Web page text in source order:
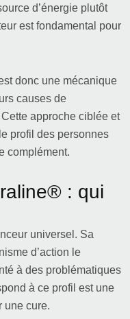
d’énergie plutôt
est fondamental pour
donc une mécanique
causes de
Cette approche ciblée et
profil des personnes
complément.
: qui
universel. Sa
d’action le
à des problématiques
à ce profil est une
une cure.